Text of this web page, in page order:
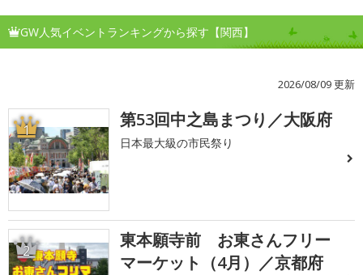
GW人気イベントランキングから探す【関西】
2026/08/09 更新
1 第53回中之島まつり／大阪府
日本最大級の市民祭り
2
東本願寺前 お東さんフリー
マーケット（4月）／京都府